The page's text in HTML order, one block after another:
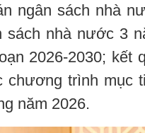
ngân sách nhà
sách nhà nước 3
2026-2030; kết
chương trình mục
năm 2026.